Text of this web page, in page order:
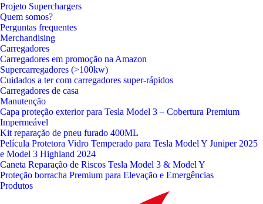
Projeto Superchargers
Quem somos?
Perguntas frequentes
Merchandising
Carregadores
Carregadores em promoção na Amazon
Supercarregadores (>100kw)
Cuidados a ter com carregadores super-rápidos
Carregadores de casa
Manutenção
Capa proteção exterior para Tesla Model 3 – Cobertura Premium
Impermeável
Kit reparação de pneu furado 400ML
Película Protetora Vidro Temperado para Tesla Model Y Juniper 2025
e Model 3 Highland 2024
Caneta Reparação de Riscos Tesla Model 3 & Model Y
Proteção borracha Premium para Elevação e Emergências
Produtos